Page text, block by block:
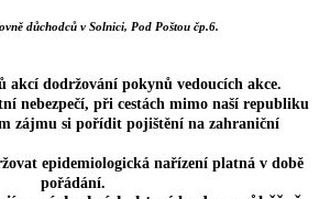
důchodců v Solnici, Pod Poštou čp.6.
akcí dodržování pokynů vedoucích akce.
nebezpečí, při cestách mimo naší republiku
zájmu si pořídit pojištění na zahraniční
epidemiologická nařízení platná v době
pořádání.